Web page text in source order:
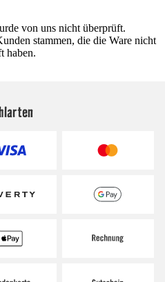
von uns nicht überprüft.
stammen, die die Ware nicht
haben.